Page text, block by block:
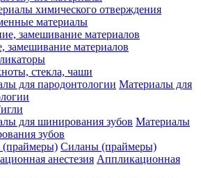
химического отверждения
материалы
замешивание материалов
стекла, чаши
Материалы для
Материалы
зубов
Силаны (праймеры)
Аппликационная